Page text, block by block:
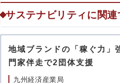
サステナビリティに関
地域ブランドの「稼ぐ力」
門家伴走で2団体支援
九州経済産業局